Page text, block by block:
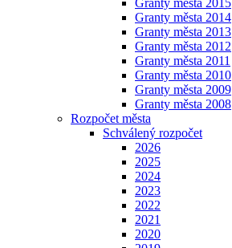
Granty města 2015
Granty města 2014
Granty města 2013
Granty města 2012
Granty města 2011
Granty města 2010
Granty města 2009
Granty města 2008
Rozpočet města
Schválený rozpočet
2026
2025
2024
2023
2022
2021
2020